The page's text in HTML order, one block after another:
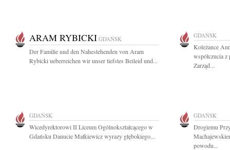
ARAM RYBICKI GDAŃSK
Der Familie und den Nahestehenden von Aram
Rybicki ueberreichen wir unser tiefstes Beileid und...
GDAŃSK
Koleżance
współczucia
Zarząd...
GDAŃSK
Wicedyrektorowi II Liceum Ogólnokształcącego w
Gdańsku Danucie Małkiewicz wyrazy głębokiego...
GDAŃSK
Drogiemu
powodu...